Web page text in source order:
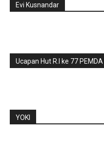
Evi Kusnandar
Ucapan Hut R.I ke 77
YOKI